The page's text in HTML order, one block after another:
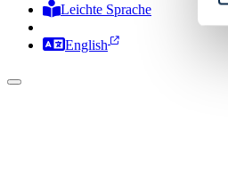
Leichte Sprache
Zur Deutschen Gebärdensprache
English